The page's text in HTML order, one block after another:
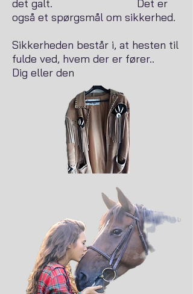
det galt. Det er
også et spørgsmål om sikkerhed.
Sikkerheden består i, at hesten til
fulde ved, hvem der er fører..
Dig eller den